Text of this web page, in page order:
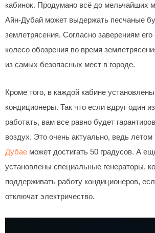
кабинок. Продумано всё до мельчайших
Айн-Дубай может выдержать песчаные
землетрясения. Согласно заверениям его
колесо обозрения во время
из самых безопасных мест в городе.
Кроме того, в каждой кабине
кондиционеры. Так что если вдруг один
работать, вам все равно будет
воздух. Это очень актуально, ведь летом
Дубае может достигать 50 градусов. А
установлены специальные генераторы,
поддерживать работу кондиционеров,
отключат электричество.